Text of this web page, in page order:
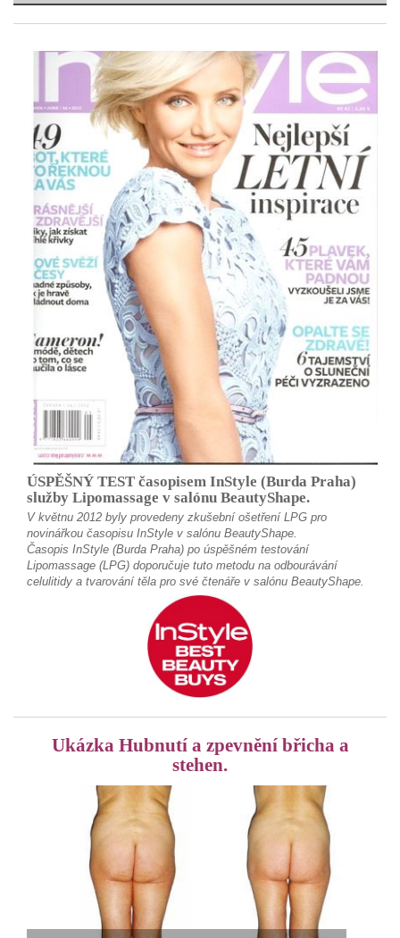
ÚSPĚŠNÝ TEST časopisem InStyle (Burda Praha)
služby Lipomassage v salónu BeautyShape.
V květnu 2012 byly provedeny zkušební ošetření LPG pro
novinářkou časopisu InStyle v salónu BeautyShape.
Časopis InStyle (Burda Praha) po úspěšném testování
Lipomassage (LPG) doporučuje tuto metodu na odbourávání
celulitidy a tvarování těla pro své čtenáře v salónu BeautyShape.
Ukázka Hubnutí a zpevnění břicha a
stehen.